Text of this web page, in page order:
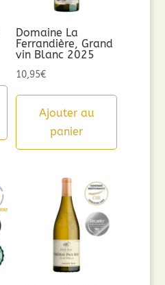
Domaine La
Ferrandière, Grand
vin Blanc 2025
10,95€
Ajouter au
panier